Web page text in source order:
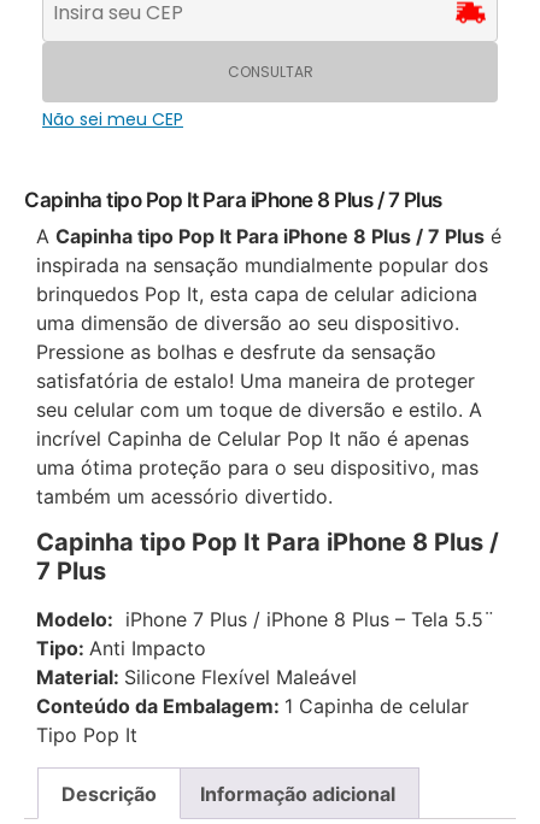
Capinha tipo Pop It Para iPhone 8 Plus / 7 Plus
A Capinha tipo Pop It Para iPhone 8 Plus / 7 Plus é
inspirada na sensação mundialmente popular dos
brinquedos Pop It, esta capa de celular adiciona
uma dimensão de diversão ao seu dispositivo.
Pressione as bolhas e desfrute da sensação
satisfatória de estalo! Uma maneira de proteger
seu celular com um toque de diversão e estilo. A
incrível Capinha de Celular Pop It não é apenas
uma ótima proteção para o seu dispositivo, mas
também um acessório divertido.
Capinha tipo Pop It Para iPhone 8 Plus /
7 Plus
Modelo: iPhone 7 Plus / iPhone 8 Plus – Tela 5.5¨
Tipo: Anti Impacto
Material: Silicone Flexível Maleável
Conteúdo da Embalagem: 1 Capinha de celular
Tipo Pop It
Descrição Informação adicional
CONSULTAR
Não sei meu CEP